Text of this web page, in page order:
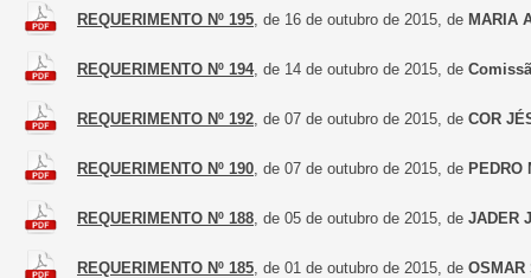
REQUERIMENTO Nº 195, de 16 de outubro de 2015, de MARIA
REQUERIMENTO Nº 194, de 14 de outubro de 2015, de
REQUERIMENTO Nº 192, de 07 de outubro de 2015, de COR
REQUERIMENTO Nº 190, de 07 de outubro de 2015, de PEDRO
REQUERIMENTO Nº 188, de 05 de outubro de 2015, de JADER
REQUERIMENTO Nº 185, de 01 de outubro de 2015, de OSMAR